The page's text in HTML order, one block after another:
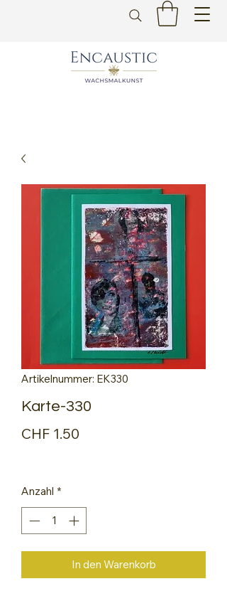
Artikelnummer: EK330
Karte-330
CHF 1.50
Anzahl *
In den Warenkorb